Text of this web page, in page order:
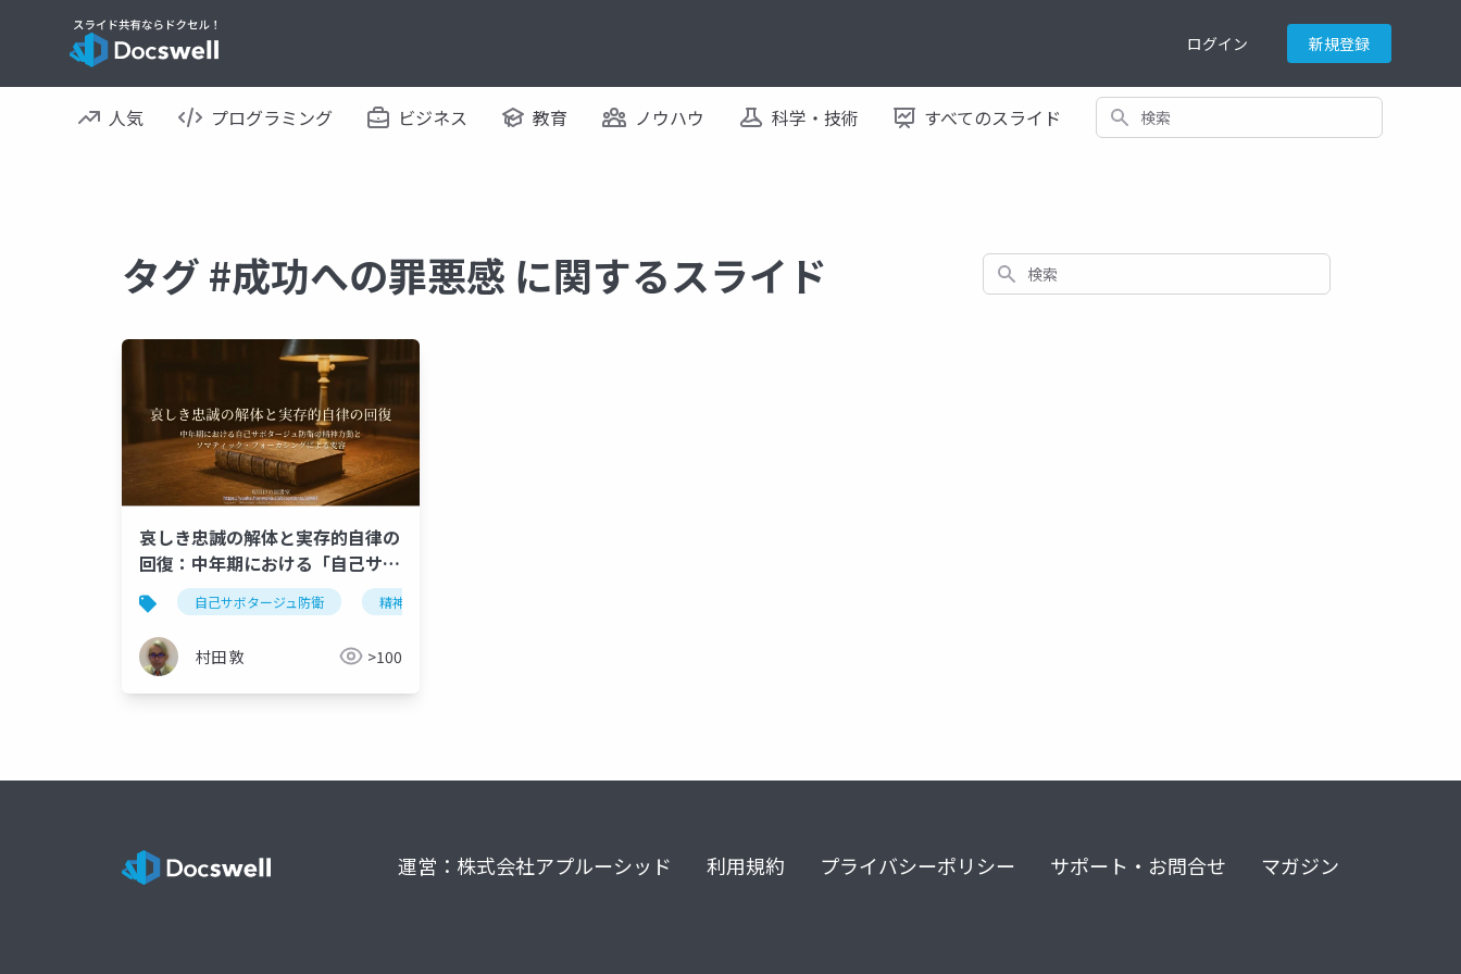
ログイン 新規登録
人気 プログラミング ビジネス 教育 ノウハウ 科学・技術 すべてのスライド 検索
タグ #成功への罪悪感 に関するスライド 検索
哀しき忠誠の解体と実存的自律の
回復：中年期における「自己サボ
タージュ防衛」の精神力動とソマ
ティック・フォーカシングによる
変容
自己サボタージュ防衛 精神力動
村田 敦 >100
運営：株式会社アプルーシッド 利用規約 プライバシーポリシー サポート・お問合せ マガジン